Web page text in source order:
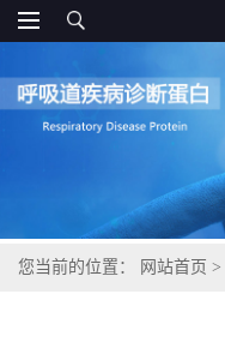
您当前的位置： 网站首页 >